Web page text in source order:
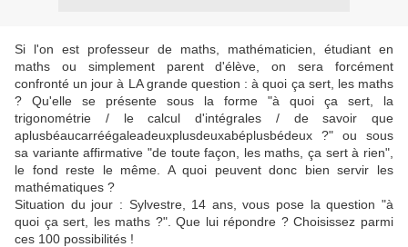
Si l'on est professeur de maths, mathématicien, étudiant en
maths ou simplement parent d'élève, on sera forcément
confronté un jour à LA grande question : à quoi ça sert, les maths
? Qu'elle se présente sous la forme "à quoi ça sert, la
trigonométrie / le calcul d'intégrales / de savoir que
aplusbéaucarréégaleadeuxplusdeuxabéplusbédeux ?" ou sous
sa variante affirmative "de toute façon, les maths, ça sert à rien",
le fond reste le même. A quoi peuvent donc bien servir les
mathématiques ?
Situation du jour : Sylvestre, 14 ans, vous pose la question "à
quoi ça sert, les maths ?". Que lui répondre ? Choisissez parmi
ces 100 possibilités !